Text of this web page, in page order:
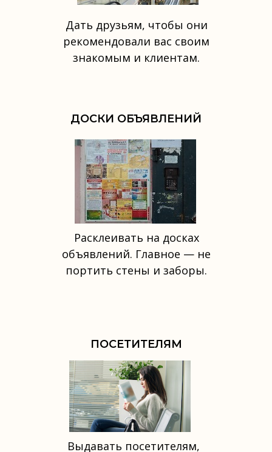
Дать друзьям, чтобы они
рекомендовали вас своим
знакомым и клиентам.
ДОСКИ ОБЪЯВЛЕНИЙ
Расклеивать на досках
объявлений. Главное — не
портить стены и заборы.
Выдавать посетителям,
ПОСЕТИТЕЛЯМ